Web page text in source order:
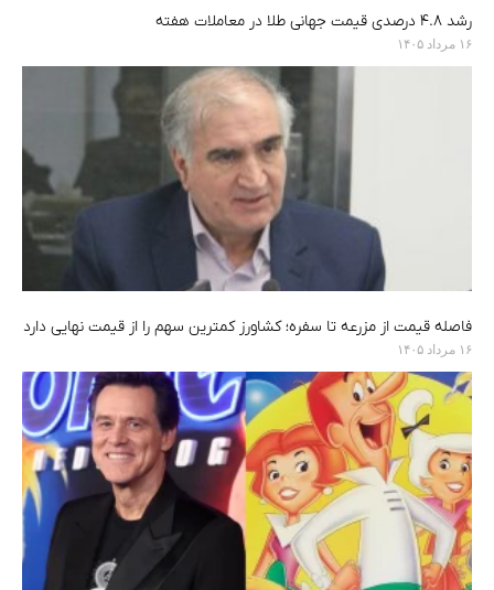
رشد ۴.۸ درصدی قیمت جهانی طلا در معاملات هفته
۱۶ مرداد ۱۴۰۵
فاصله قیمت از مزرعه تا سفره؛ کشاورز کمترین سهم را از قیمت نهایی دارد
۱۶ مرداد ۱۴۰۵